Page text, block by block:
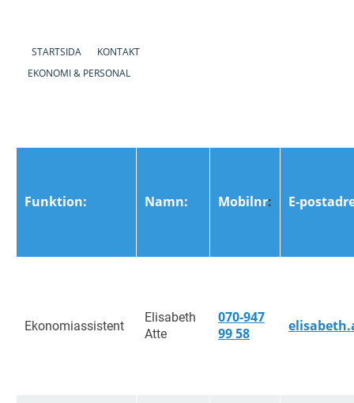
STARTSIDA
KONTAKT
EKONOMI & PERSONAL
Funktion: Namn: Mobilnr: E-
Ekonomiassistent
Elisabeth
Atte
070-947
99 58